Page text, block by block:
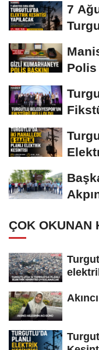
7
Polis
ÇOK OKUNAN